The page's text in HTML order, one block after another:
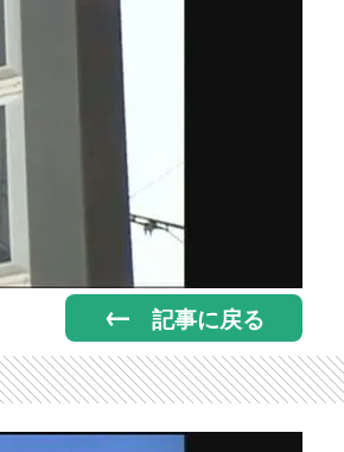
記事に戻る